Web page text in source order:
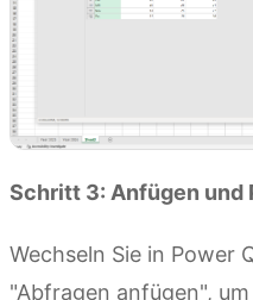
Schritt 3: Anfügen und
Wechseln Sie in Power
"Abfragen anfügen",